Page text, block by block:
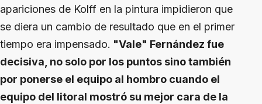
apariciones de Kolff en la pintura impidieron que
se diera un cambio de resultado que en el primer
tiempo era impensado. "Vale" Fernández fue
decisiva, no solo por los puntos sino también
por ponerse el equipo al hombro cuando el
equipo del litoral mostró su mejor cara de la